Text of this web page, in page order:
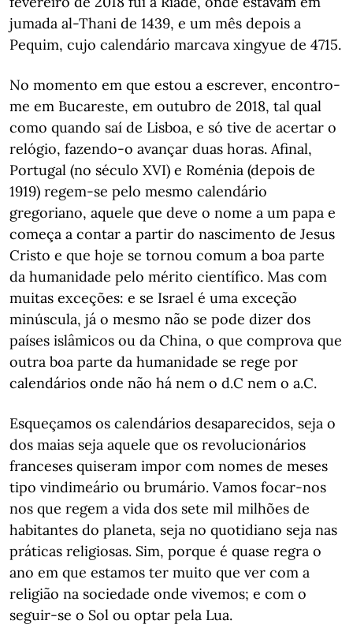
jumada al-Thani de 1439, e um mês depois a
Pequim, cujo calendário marcava xingyue de 4715.
No momento em que estou a escrever, encontro-
me em Bucareste, em outubro de 2018, tal qual
como quando saí de Lisboa, e só tive de acertar o
relógio, fazendo-o avançar duas horas. Afinal,
Portugal (no século XVI) e Roménia (depois de
1919) regem-se pelo mesmo calendário
gregoriano, aquele que deve o nome a um papa e
começa a contar a partir do nascimento de Jesus
Cristo e que hoje se tornou comum a boa parte
da humanidade pelo mérito científico. Mas com
muitas exceções: e se Israel é uma exceção
minúscula, já o mesmo não se pode dizer dos
países islâmicos ou da China, o que comprova que
outra boa parte da humanidade se rege por
calendários onde não há nem o d.C nem o a.C.
Esqueçamos os calendários desaparecidos, seja o
dos maias seja aquele que os revolucionários
franceses quiseram impor com nomes de meses
tipo vindimeário ou brumário. Vamos focar-nos
nos que regem a vida dos sete mil milhões de
habitantes do planeta, seja no quotidiano seja nas
práticas religiosas. Sim, porque é quase regra o
ano em que estamos ter muito que ver com a
religião na sociedade onde vivemos; e com o
seguir-se o Sol ou optar pela Lua.